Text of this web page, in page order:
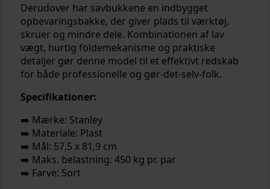
Derudover har savbukkene en indbygget
opbevaringsbakke, der giver plads til værktøj,
skruer og mindre dele. Kombinationen af lav
vægt, hurtig foldemekanisme og praktiske
detaljer gør denne model til et effektivt redskab
for både professionelle og gør-det-selv-folk.
Specifikationer:
➡️ Mærke: Stanley
➡️ Materiale: Plast
➡️ Mål: 57,5 x 81,9 cm
➡️ Maks. belastning: 450 kg pr. par
➡️ Farve: Sort